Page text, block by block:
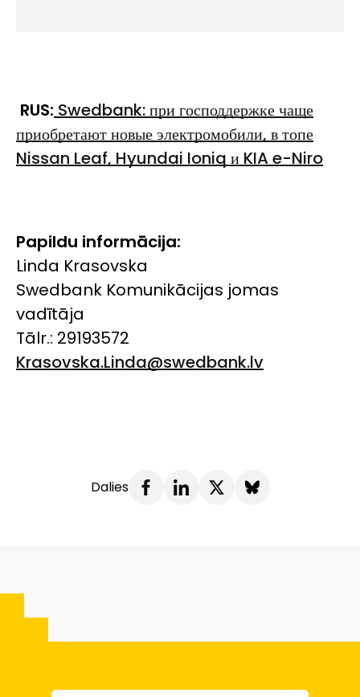
RUS: Swedbank: при господдержке чаще
приобретают новые электромобили, в топе
Nissan Leaf, Hyundai Ioniq и KIA e-Niro
Papildu informācija:
Linda Krasovska
Swedbank Komunikācijas jomas
vadītāja
Tālr.: 29193572
Krasovska.Linda@swedbank.lv
Dalies